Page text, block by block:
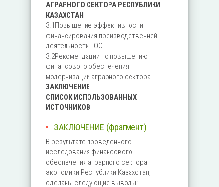
АГРАРНОГО СЕКТОРА РЕСПУБЛИКИ
КАЗАХСТАН
3.1Повышение эффективности
финансирования производственной
деятельности ТОО
3.2Рекомендации по повышению
финансового обеспечения
модернизации аграрного сектора
ЗАКЛЮЧЕНИЕ
СПИСОК ИСПОЛЬЗОВАННЫХ
ИСТОЧНИКОВ
ЗАКЛЮЧЕНИЕ (фрагмент)
В результате проведенного
исследования финансового
обеспечения аграрного сектора
экономики Республики Казахстан,
сделаны следующие выводы: